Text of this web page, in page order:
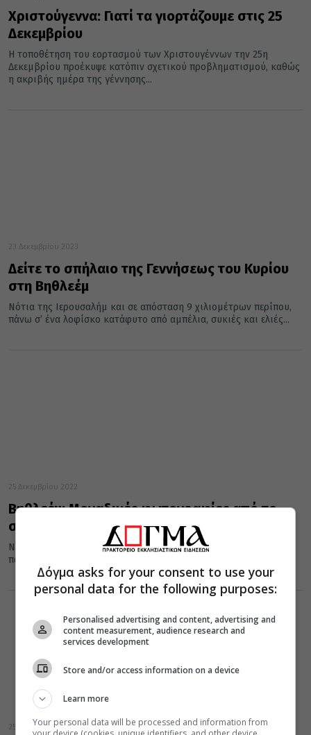
Χριστούγεννα: Γιατί τα γιορτάζουμε στις 25
Δεκεμβρίου
Η τοποθέτηση του εορτασμού των Χριστουγέννων την 25η
Δεκεμβρίου προέκυψε κατόπιν σχετικού προβληματισμού, καθώς
η ακριβής ημέρα της γέννησης...
23 Δεκεμβρίου 2023
Δείτε το σπήλαιο της Γεννήσεως του Κυρίου
στη Βηθλεέμ
Νότια της Ιερουσαλήμ και σε απόσταση 9 χιλιομέτρων περίπου,
πάνω σ’ ένα λοφίσκο κατάφυτο από αμπέλια, συκιές και ελιές...
25 Δεκεμβρίου 2022
Βηθλεέμ: Μοναδικές φωτογραφίες από το
σπήλαιο της Γεννήσεως του Κυρίου
Νότια της Ιερουσαλήμ και σε απόσταση 9 χιλιομέτρων περίπου,
πάνω σ’ ένα λοφίσκο κατάφυτο από αμπέλια, συκιές και ελιές...
25 Δεκεμβρίου 2022
Δόγμα asks for your consent to use your
personal data for the following purposes:
Personalised advertising and content, advertising and
content measurement, audience research and
services development
Store and/or access information on a device
Learn more
Your personal data will be processed and information from